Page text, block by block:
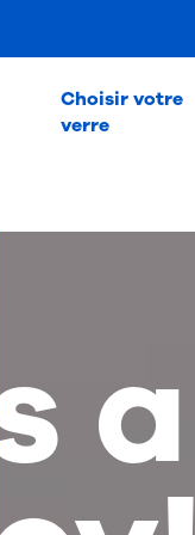
Choisir votre
verre
a